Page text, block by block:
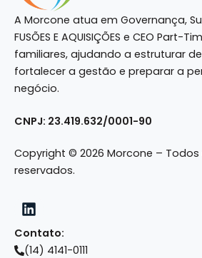
A Morcone atua em Governança,
FUSÕES E AQUISIÇÕES e CEO Part-
familiares, ajudando a estruturar
fortalecer a gestão e preparar a
negócio.
CNPJ: 23.419.632/0001-90
Copyright © 2026 Morcone –
reservados.
Contato:
(14) 4141-0111